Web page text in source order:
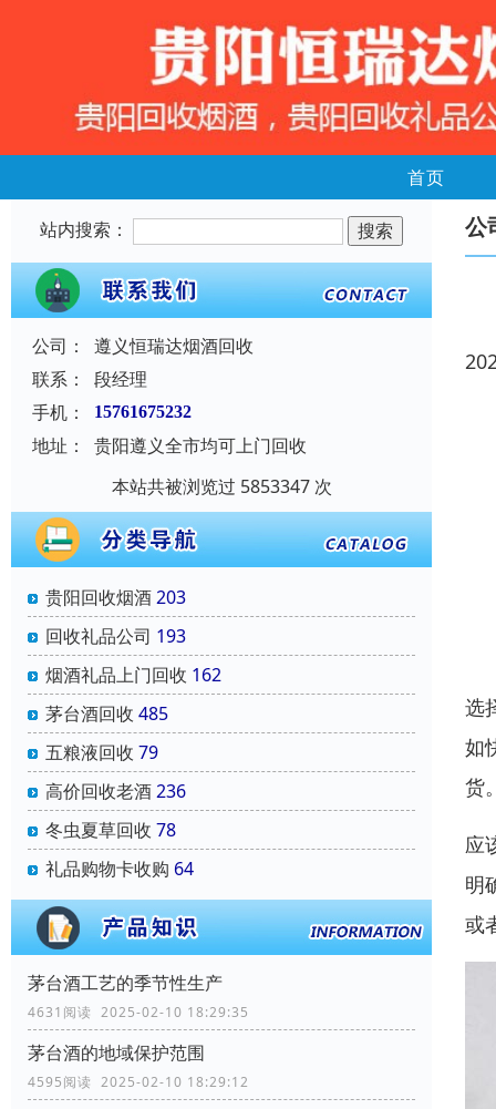
首页
站内搜索：
公司：
遵义恒瑞达烟酒回收
联系：
段经理
手机：
15761675232
地址：
贵阳遵义全市均可上门回收
本站共被浏览过 5853347 次
贵阳回收烟酒203
回收礼品公司 193
烟酒礼品上门回收 162
茅台酒回收 485
五粮液回收 79
高价回收老酒236
冬虫夏草回收 78
礼品购物卡收购 64
茅台酒工艺的季节性生产
4631阅读 2025-02-10 18:29:35
茅台酒的地域保护范围
4595阅读 2025-02-10 18:29:12
公
选
如
货
应
明
或